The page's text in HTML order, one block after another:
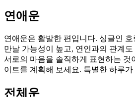
연애운
연애운은 활발한 편입니다. 싱글인
만날 가능성이 높고, 연인과의 관계
서로의 마음을 솔직하게 표현하는 것
이트를 계획해 보세요. 특별한 하루가
전체운